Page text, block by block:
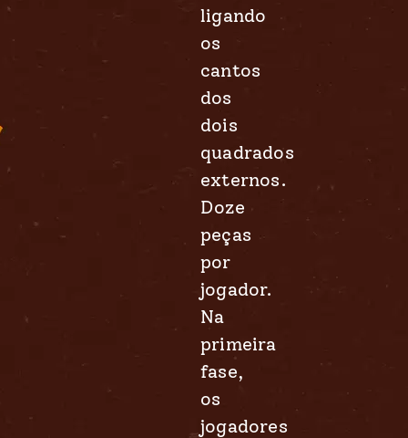
ligando
os
cantos
dos
dois
quadrados
externos.
Doze
peças
por
jogador.
Na
primeira
fase,
os
jogadores